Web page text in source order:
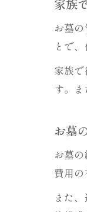
家族
お墓
とで
家族
す。
お墓
お墓
費用
また